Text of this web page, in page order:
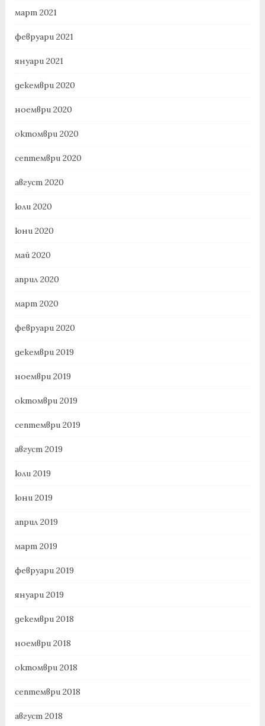
март 2021
февруари 2021
януари 2021
декември 2020
ноември 2020
октомври 2020
септември 2020
август 2020
юли 2020
юни 2020
май 2020
април 2020
март 2020
февруари 2020
декември 2019
ноември 2019
октомври 2019
септември 2019
август 2019
юли 2019
юни 2019
април 2019
март 2019
февруари 2019
януари 2019
декември 2018
ноември 2018
октомври 2018
септември 2018
август 2018